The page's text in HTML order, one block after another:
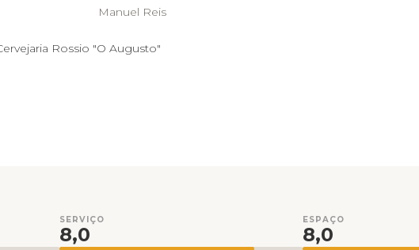
Manuel Reis
Rossio "O Augusto"
SERVIÇO
8,0
ESPAÇO
8,0